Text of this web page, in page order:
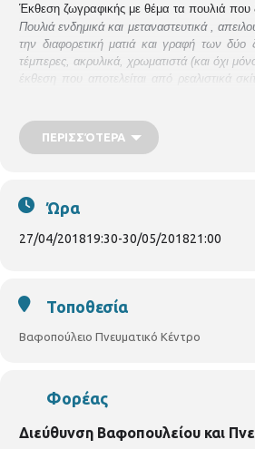
Έκθεση ζωγραφικής με θέμα τα πουλιά
Πουλιά ενδημικά και μεταναστευτικά ,
την διαφορετική ματιά και γραφή των
τέμπερες, ακρυλικά, χρωματιστά (και όχι
έκθεση που αποτελείται από ρεαλιστικά
συνομιλήσουμε με τα έργα τους και να
χώρο της ετεροπροσέγγισης εκείνα τα
στους «Ορνιθες», αναζητώντας, ανάμεσα
και σ’ αυτών των θεών, «μια ευτυχία άπιαστη»
ΠΕΡΙΣΣΌΤΕΡΑ
Ώρα
27/04/201819:30-30/05/201821:00
Τοποθεσία
Βαφοπούλειο Πνευματικό Κέντρο
Φορέας
Διεύθυνση Βαφοπουλείου και